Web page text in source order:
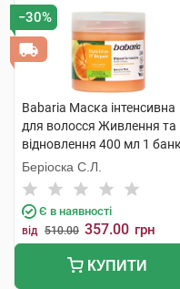
−30%
Babaria Маска інтенсивна
для волосся Живлення та
відновлення 400 мл 1
Беріоска С.Л.
Є в наявності
від 510.00 357.00 грн
КУПИТИ